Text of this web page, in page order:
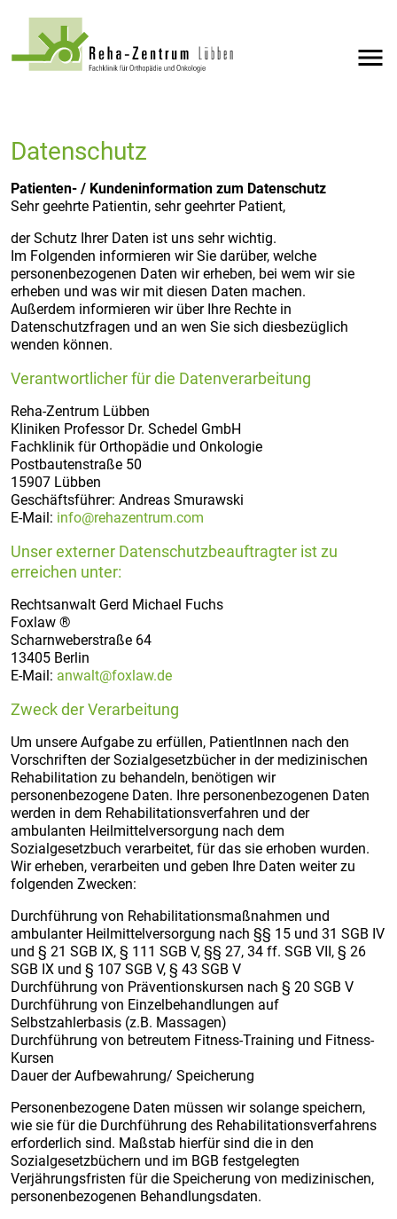
menu
Datenschutz
Patienten- / Kundeninformation zum Datenschutz
Sehr geehrte Patientin, sehr geehrter Patient,
der Schutz Ihrer Daten ist uns sehr wichtig.
Im Folgenden informieren wir Sie darüber, welche
personenbezogenen Daten wir erheben, bei wem wir sie
erheben und was wir mit diesen Daten machen.
Außerdem informieren wir über Ihre Rechte in
Datenschutzfragen und an wen Sie sich diesbezüglich
wenden können.
Verantwortlicher für die Datenverarbeitung
Reha-Zentrum Lübben
Kliniken Professor Dr. Schedel GmbH
Fachklinik für Orthopädie und Onkologie
Postbautenstraße 50
15907 Lübben
Geschäftsführer: Andreas Smurawski
E-Mail: info@rehazentrum.com
Unser externer Datenschutzbeauftragter ist zu
erreichen unter:
Rechtsanwalt Gerd Michael Fuchs
Foxlaw ®
Scharnweberstraße 64
13405 Berlin
E-Mail: anwalt@foxlaw.de
Zweck der Verarbeitung
Um unsere Aufgabe zu erfüllen, PatientInnen nach den
Vorschriften der Sozialgesetzbücher in der medizinischen
Rehabilitation zu behandeln, benötigen wir
personenbezogene Daten. Ihre personenbezogenen Daten
werden in dem Rehabilitationsverfahren und der
ambulanten Heilmittelversorgung nach dem
Sozialgesetzbuch verarbeitet, für das sie erhoben wurden.
Wir erheben, verarbeiten und geben Ihre Daten weiter zu
folgenden Zwecken:
Durchführung von Rehabilitationsmaßnahmen und
ambulanter Heilmittelversorgung nach §§ 15 und 31 SGB IV
und § 21 SGB IX, § 111 SGB V, §§ 27, 34 ff. SGB VII, § 26
SGB IX und § 107 SGB V, § 43 SGB V
Durchführung von Präventionskursen nach § 20 SGB V
Durchführung von Einzelbehandlungen auf
Selbstzahlerbasis (z.B. Massagen)
Durchführung von betreutem Fitness-Training und Fitness-
Kursen
Dauer der Aufbewahrung/ Speicherung
Personenbezogene Daten müssen wir solange speichern,
wie sie für die Durchführung des Rehabilitationsverfahrens
erforderlich sind. Maßstab hierfür sind die in den
Sozialgesetzbüchern und im BGB festgelegten
Verjährungsfristen für die Speicherung von medizinischen,
personenbezogenen Behandlungsdaten.